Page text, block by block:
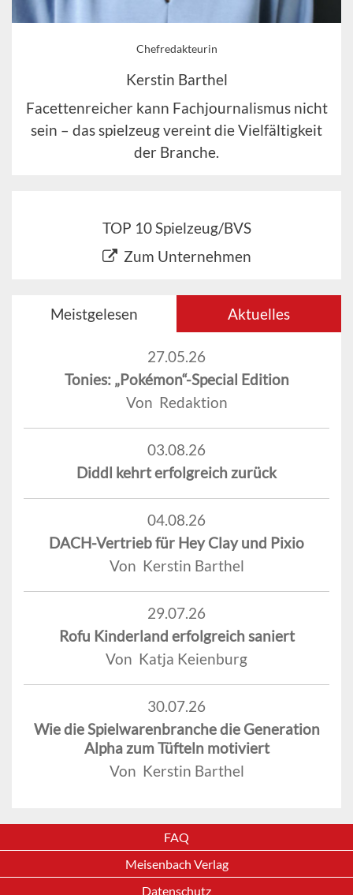
Chefredakteurin
Kerstin Barthel
Facettenreicher kann Fachjournalismus nicht
sein – das spielzeug vereint die Vielfältigkeit
der Branche.
TOP 10 Spielzeug/BVS
Zum Unternehmen
Meistgelesen Aktuelles
27.05.26
Tonies: „Pokémon“-Special Edition
Von Redaktion
03.08.26
Diddl kehrt erfolgreich zurück
04.08.26
DACH-Vertrieb für Hey Clay und Pixio
Von Kerstin Barthel
29.07.26
Rofu Kinderland erfolgreich saniert
Von Katja Keienburg
30.07.26
Wie die Spielwarenbranche die Generation
Alpha zum Tüfteln motiviert
Von Kerstin Barthel
FAQ
Meisenbach Verlag
Datenschutz